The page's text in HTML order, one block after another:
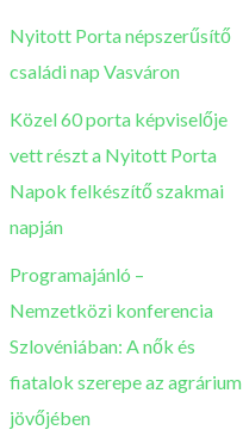
Nyitott Porta népszerűsítő
családi nap Vasváron
Közel 60 porta képviselője
vett részt a Nyitott Porta
Napok felkészítő szakmai
napján
Programajánló –
Nemzetközi konferencia
Szlovéniában: A nők és
fiatalok szerepe az agrárium
jövőjében